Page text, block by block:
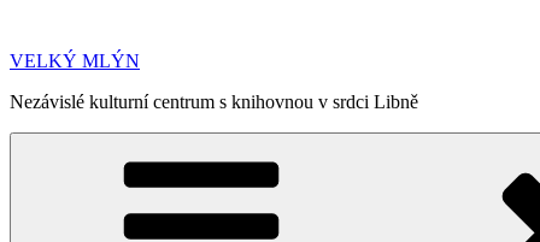
obsahu
VELKÝ MLÝN
Nezávislé kulturní centrum s knihovnou v srdci Libně